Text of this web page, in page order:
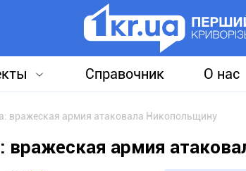
Справочник О нас
вражеская армия атаковала Никопольщину
армия